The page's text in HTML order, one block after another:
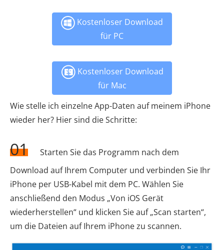
Kostenloser Download
für PC
Kostenloser Download
für Mac
Wie stelle ich einzelne App-Daten auf meinem iPhone
wieder her? Hier sind die Schritte:
01
Starten Sie das Programm nach dem
Download auf Ihrem Computer und verbinden Sie Ihr
iPhone per USB-Kabel mit dem PC. Wählen Sie
anschließend den Modus „Von iOS Gerät
wiederherstellen“ und klicken Sie auf „Scan starten“,
um die Dateien auf Ihrem iPhone zu scannen.